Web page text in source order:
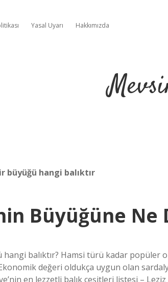
Yasal Uyarı Hakkımızda
büyüğü hangi balıktır
Büyüğüne Ne
balıktır? Hamsi türü kadar popüler
değeri oldukça uygun olan
en lezzetli balık çeşitleri listesi –